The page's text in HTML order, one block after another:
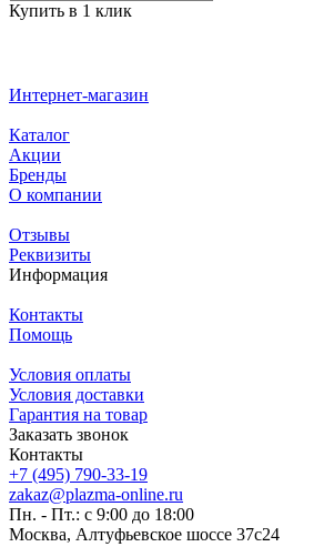
Купить в 1 клик
Интернет-магазин
Каталог
Акции
Бренды
О компании
Отзывы
Реквизиты
Информация
Контакты
Помощь
Условия оплаты
Условия доставки
Гарантия на товар
Заказать звонок
Контакты
+7 (495) 790-33-19
zakaz@plazma-online.ru
Пн. - Пт.: с 9:00 до 18:00
Москва, Алтуфьевское шоссе 37с24